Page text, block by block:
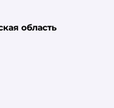
область